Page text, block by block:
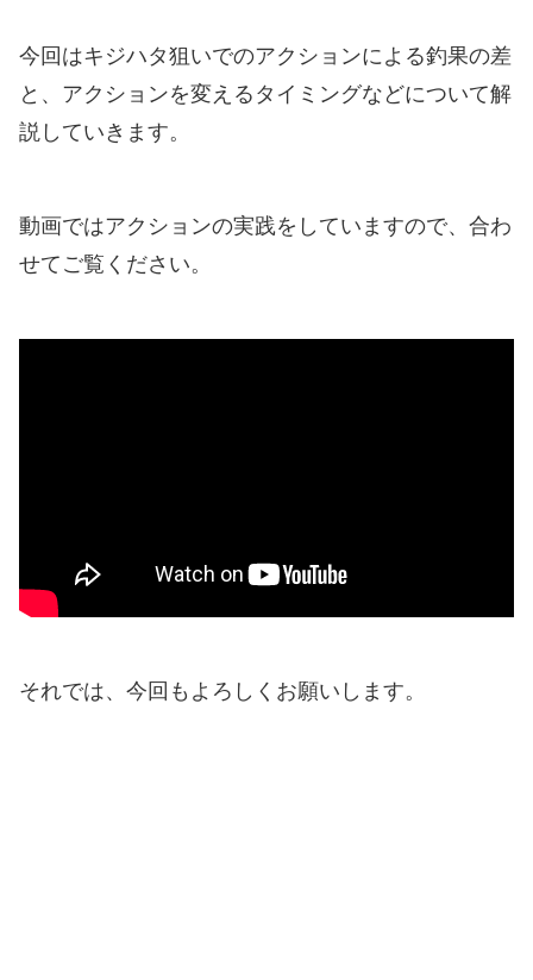
今回はキジハタ狙いでのアクションによる釣果の差
と、アクションを変えるタイミングなどについて解
説していきます。
動画ではアクションの実践をしていますので、合わ
せてご覧ください。
それでは、今回もよろしくお願いします。